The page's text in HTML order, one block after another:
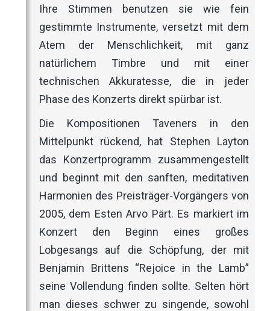
Ihre Stimmen benutzen sie wie fein
gestimmte Instrumente, versetzt mit dem
Atem der Menschlichkeit, mit ganz
natürlichem Timbre und mit einer
technischen Akkuratesse, die in jeder
Phase des Konzerts direkt spürbar ist.
Die Kompositionen Taveners in den
Mittelpunkt rückend, hat Stephen Layton
das Konzertprogramm zusammengestellt
und beginnt mit den sanften, meditativen
Harmonien des Preisträger-Vorgängers von
2005, dem Esten Arvo Pärt. Es markiert im
Konzert den Beginn eines großes
Lobgesangs auf die Schöpfung, der mit
Benjamin Brittens “Rejoice in the Lamb”
seine Vollendung finden sollte. Selten hört
man dieses schwer zu singende, sowohl